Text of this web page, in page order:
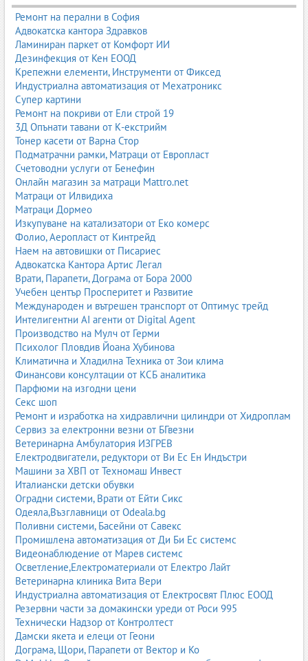
2. Телескопични вишки
Осигуряват голяма височина и хоризонтален обсег.
височина до 40+ метра;
подходящи за фасади, електропроводи, монтажи;
много добра стабилност.
3. Автовишки
Монтирани върху камион или бус, с голяма мобилност.
бързо придвижване между обекти;
височина 12–30+ метра;
подходящи за улично осветление, дървета, фасади.
4. Самоходни вишки
Машини с автономно движение и управление от платформата.
електрически или дизелови;
идеални за големи индустриални обекти;
висока маневреност.
5. Ремарке-вишки
Леки, икономични и удобни за транспортиране.
подходящи за малки фирми и частни обекти;
височина до 18–20 м;
лесни за позициониране.
Услуги, предлагани от фирмите
1. Вишки под наем
краткосрочен и дългосрочен наем;
вишки с оператор;
транспорт до обекта;
гъвкави цени според височината и типа техника.
2. Продажба на вишки
нови вишки от водещи производители;
употребявани вишки с гаранция;
финансиране и лизинг;
консултации при избор.
3. Сервиз и поддръжка
диагностика и ремонт;
подмяна на хидравлични компоненти;
електрически ремонти;
профилактика и годишни прегледи;
резервни части и консумативи.
Ремонт на перални в София
Адвокатска кантора Здравков
Ламиниран паркет от Комфорт ИИ
Дезинфекция от Кен ЕООД
Крепежни елементи, Инструменти от Фиксед
Индустриална автоматизация от Мехатроникс
Супер картини
Ремонт на покриви от Ели строй 19
3Д Опънати тавани от К-екстрийм
Тонер касети от Варна Стор
Подматрачни рамки, Матраци от Европласт
Счетоводни услуги от Бенефин
Онлайн магазин за матраци Mattro.net
Матраци от Илвидиха
Матраци Дормео
Изкупуване на катализатори от Еко комерс
Фолио, Аеропласт от Кинтрейд
Наем на автовишки от Писариес
Адвокатска Кантора Артис Легал
Врати, Парапети, Дограма от Бора 2000
Учебен център Просперитет и Развитие
Международен и вътрешен транспорт от Оптимус трейд
Интелигентни AI агенти от Digital Agent
Производство на Мулч от Герми
Психолог Пловдив Йоана Хубинова
Климатична и Хладилна Техника от Зои клима
Финансови консултации от КСБ аналитика
Парфюми на изгодни цени
Секс шоп
Ремонт и изработка на хидравлични цилиндри от Хидроплам
Сервиз за електронни везни от БГвезни
Ветеринарна Амбулатория ИЗГРЕВ
Електродвигатели, редуктори от Ви Ес Ен Индъстри
Машини за ХВП от Техномаш Инвест
Италиански детски обувки
Оградни системи, Врати от Ейти Сикс
Одеяла,Възглавници от Odeala.bg
Поливни системи, Басейни от Савекс
Промишлена автоматизация от Ди Би Ес системс
Видеонаблюдение от Марев системс
Осветление,Електроматериали от Електро Лайт
Ветеринарна клиника Вита Вери
Индустриална автоматизация от Електросвят Плюс ЕООД
Резервни части за домакински уреди от Роси 995
Технически Надзор от Контролтест
Дамски якета и елеци от Геони
Дограма, Щори, Парапети от Вектор и Ко